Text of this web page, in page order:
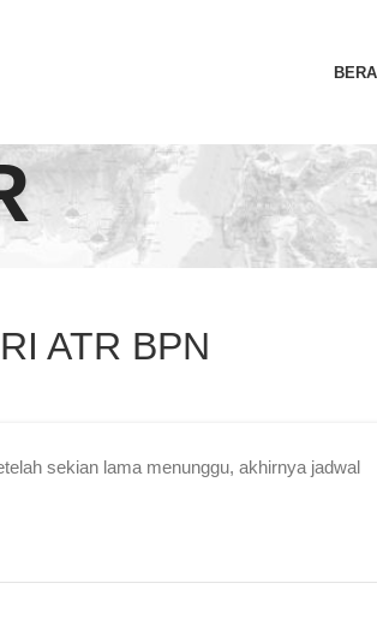
ATR BPN
sekian lama menunggu, akhirnya jadwal